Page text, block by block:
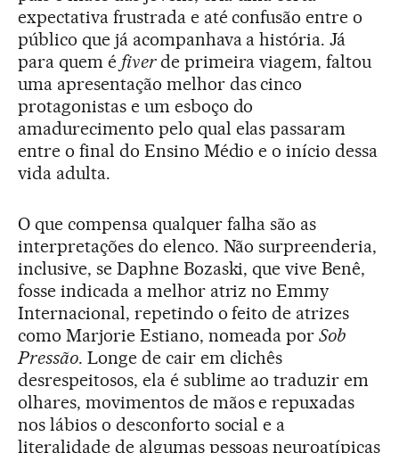
expectativa frustrada e até confusão entre o
público que já acompanhava a história. Já
para quem é fiverde primeira viagem, faltou
uma apresentação melhor das cinco
protagonistas e um esboço do
amadurecimento pelo qual elas passaram
entre o final do Ensino Médio e o início dessa
vida adulta.
O que compensa qualquer falha são as
interpretações do elenco. Não surpreenderia,
inclusive, se Daphne Bozaski, que vive Benê,
fosse indicada a melhor atriz no Emmy
Internacional, repetindo o feito de atrizes
como Marjorie Estiano, nomeada porSob
Pressão. Longe de cair em clichês
desrespeitosos, ela é sublime ao traduzir em
olhares, movimentos de mãos e repuxadas
nos lábios o desconforto social e a
literalidade de algumas pessoas neuroatípicas